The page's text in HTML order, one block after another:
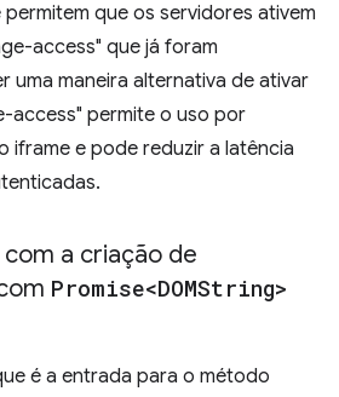
que os servidores ativem
access" que já foram
uma maneira alternativa de ativar
access" permite o uso por
iframe e pode reduzir a latência
a criação de
Promise<DOMString>
é a entrada para o método